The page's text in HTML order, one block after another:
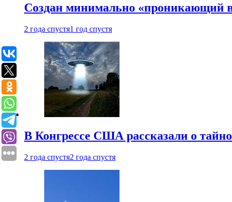
Создан минимально «проникающий
2 года спустя1 год спустя
В Конгрессе США рассказали о
2 года спустя2 года спустя